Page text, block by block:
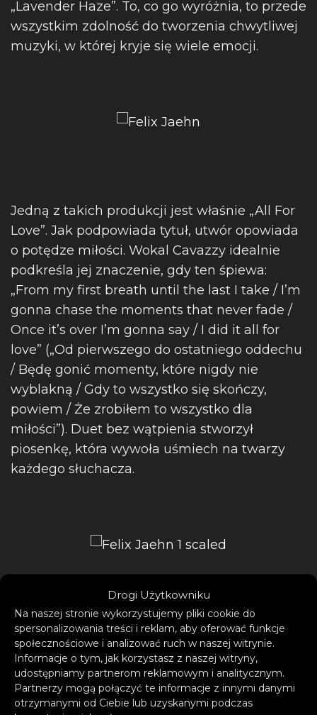
Drogi Użytkowniku
Na naszej stronie wykorzystujemy pliki cookie do
spersonalizowania treści i reklam, aby oferować funkcje
społecznościowe i analizować ruch w naszej witrynie.
Informacje o tym, jak korzystasz z naszej witryny,
udostępniamy partnerom reklamowym i analitycznym.
Partnerzy mogą połączyć te informacje z innymi danymi
otrzymanymi od Ciebie lub uzyskanymi podczas
„Lavender Haze”. To, co go wyróżnia, to przede
wszystkim zdolność do tworzenia chwytliwej
muzyki, w której kryje się wiele emocji.
Jedną z takich produkcji jest właśnie „All For
Love”. Jak podpowiada tytuł, utwór opowiada
o potędze miłości. Wokal Cavazzy idealnie
podkreśla jej znaczenie, gdy ten śpiewa:
„From my first breath until the last I take / I’m
gonna chase the moments that never fade /
Once it’s over I’m gonna say / I did it all for
love” („Od pierwszego do ostatniego oddechu
/ Będę gonić momenty, które nigdy nie
wyblakną / Gdy to wszystko się skończy,
powiem / Że zrobiłem to wszystko dla
miłości”). Duet bez wątpienia stworzył
piosenkę, która wywoła uśmiech na twarzy
każdego słuchacza.
„All For Love” to piosenka, do której można
tańczyć i śpiewać w każdych okolicznościach,
ale i którą można po prostu poprawić sobie
nastrój. Jako twórca, Felix Jaehn nieustannie